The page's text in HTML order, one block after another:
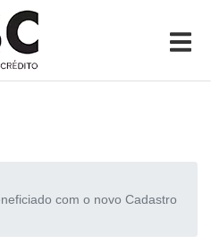
com o novo Cadastro